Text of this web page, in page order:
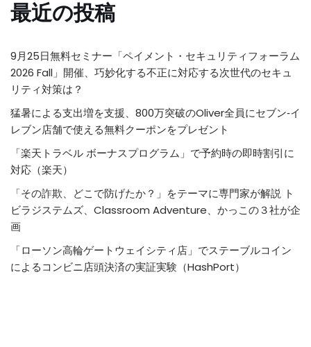
最近の投稿
9月25日無料セミナー「ペイメント・セキュリティフォーラム
2026 Fall」開催、巧妙化する不正に対応する次世代のセキュ
リティ対策は？
猛暑による支出増を支援、800万突破のOliver全員にセブン‐イ
レブン店舗で使える無料クーポンをプレゼント
「楽天トラベル ボーナスプログラム」で予約時の即時割引に
対応（楽天）
「その詐欺、どこで防げたか？」をテーマに専門家が解説 ト
ビラジステムズ、Classroom Adventure、かっこの３社が企
画
「ローソン高輪ゲートウェイシティ店」でステーブルコイン
によるコンビニ店頭決済の実証実験（HashPort）